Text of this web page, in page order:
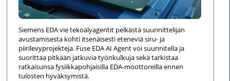
Siemens EDA vie tekoälyagentit pelkästä suunnittelijan
avustamisesta kohti itsenäisesti eteneviä siru- ja
piirilevyprojekteja. Fuse EDA AI Agent voi suunnitella ja
suorittaa pitkään jatkuvia työnkulkuja sekä tarkistaa
ratkaisunsa fysiikkapohjaisilla EDA-moottoreilla ennen
tulosten hyväksymistä.